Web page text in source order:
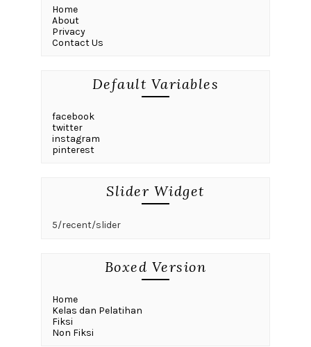
Home
About
Privacy
Contact Us
Default Variables
facebook
twitter
instagram
pinterest
Slider Widget
5/recent/slider
Boxed Version
Home
Kelas dan Pelatihan
Fiksi
Non Fiksi